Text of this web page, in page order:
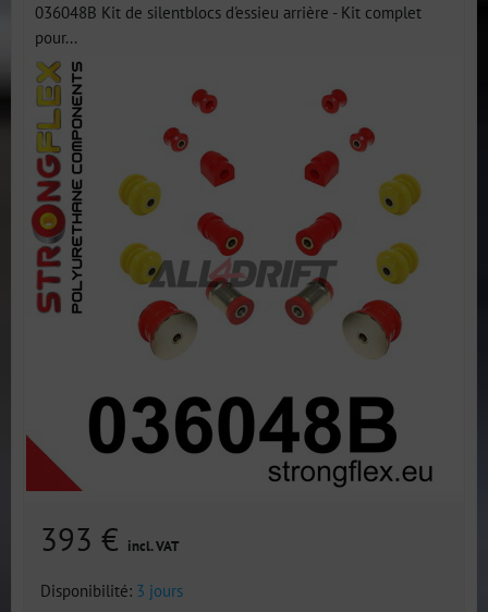
036048B Kit de silentblocs d'essieu arrière - Kit complet
pour...
393 € incl. VAT
Disponibilité: 3 jours